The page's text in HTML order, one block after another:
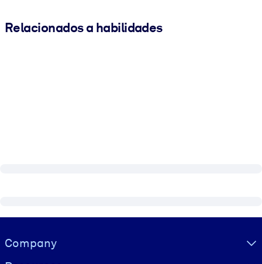
Relacionados a habilidades
Visually hidden Text
Company